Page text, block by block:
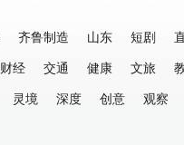
齐鲁制造 山东 短剧
财经 交通 健康 文旅
灵境 深度 创意 观察